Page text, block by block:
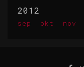
2012
sep okt nov